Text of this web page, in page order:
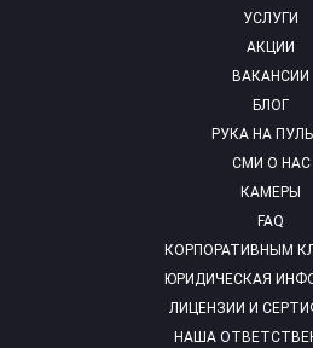
УСЛУГИ
АКЦИИ
ВАКАНСИИ
БЛОГ
РУКА НА
СМИ О НАС
КАМЕРЫ
FAQ
КОРПОРАТИВНЫМ
ЮРИДИЧЕСКАЯ
ЛИЦЕНЗИИ И
НАША